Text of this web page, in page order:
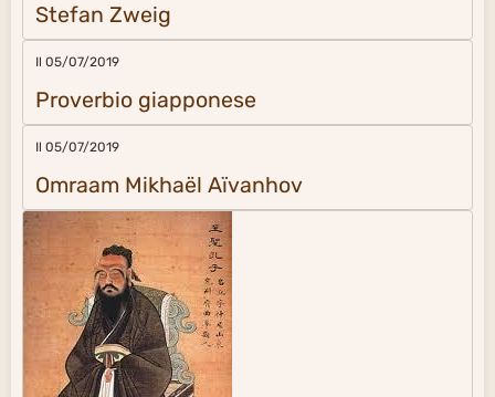
Stefan Zweig
Il 05/07/2019
Proverbio giapponese
Il 05/07/2019
Omraam Mikhaël Aïvanhov